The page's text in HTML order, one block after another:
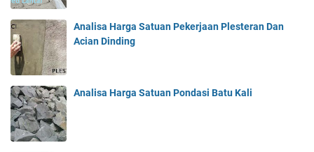
Analisa Harga Satuan Pekerjaan Plesteran Dan
Acian Dinding
Analisa Harga Satuan Pondasi Batu Kali